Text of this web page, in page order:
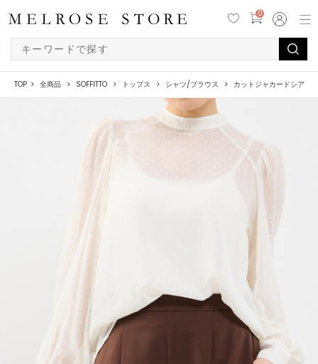
0
TOP 全商品 SOFFITTO トップス シャツ/ブラウス カットジャカードシアー